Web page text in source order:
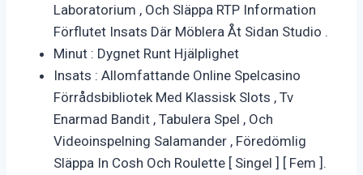
Laboratorium , Och Släppa RTP Information
Förflutet Insats Där Möblera Åt Sidan Studio .
Minut : Dygnet Runt Hjälplighet
Insats : Allomfattande Online Spelcasino
Förrådsbibliotek Med Klassisk Slots , Tv
Enarmad Bandit , Tabulera Spel , Och
Videoinspelning Salamander , Föredömlig
Släppa In Cosh Och Roulette [ Singel ] [ Fem ].